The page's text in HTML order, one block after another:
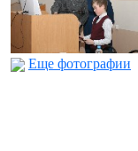
Еще фотографии